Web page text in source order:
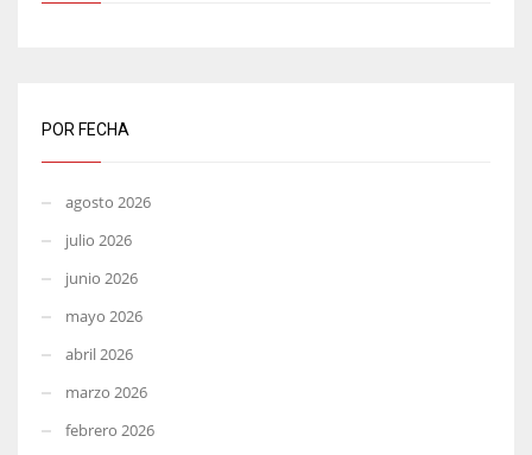
POR FECHA
agosto 2026
julio 2026
junio 2026
mayo 2026
abril 2026
marzo 2026
febrero 2026